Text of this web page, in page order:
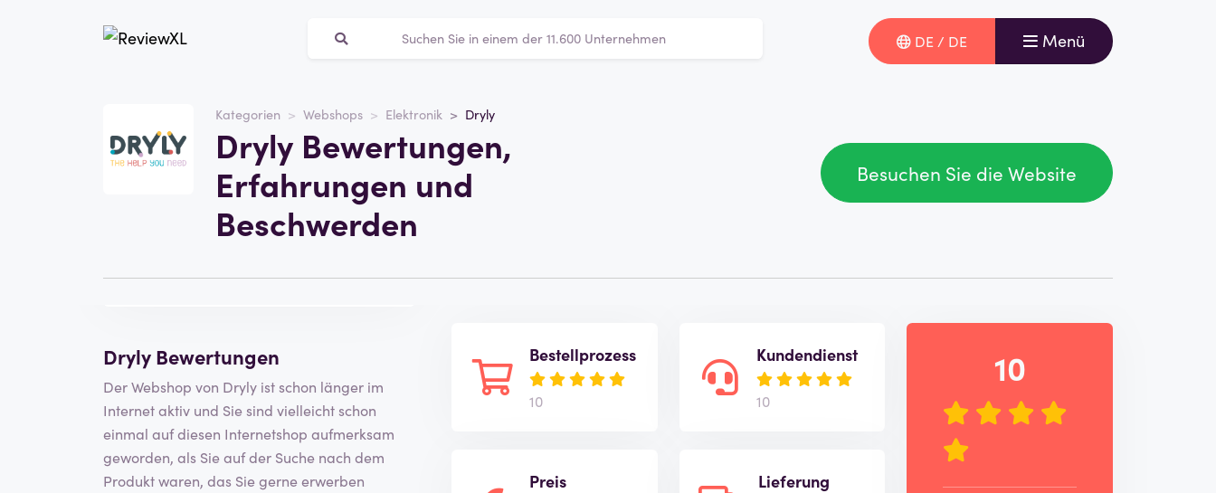
DE / DE Menü
Kategorien Webshops Elektronik Dryly
Dryly Bewertungen,
Erfahrungen und
Beschwerden
Besuchen Sie die Website
Webseite
dryly.com
Kategorie
Webshops
Dryly Bewertungen
Der Webshop von Dryly ist schon länger im
Internet aktiv und Sie sind vielleicht schon
einmal auf diesen Internetshop aufmerksam
geworden, als Sie auf der Suche nach dem
Produkt waren, das Sie gerne erwerben
Bestellprozess
10
Preis
Kundendienst
10
Lieferung
10